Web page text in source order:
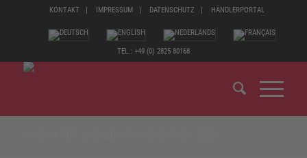
KONTAKT IMPRESSUM DATENSCHUTZ HÄNDLERPORTAL
TEL.: +49 (0) 2825 80168